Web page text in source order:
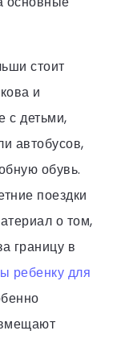
стоит
и
с детьми,
автобусов,
обувь.
поездки
о том,
границу в
ребенку для